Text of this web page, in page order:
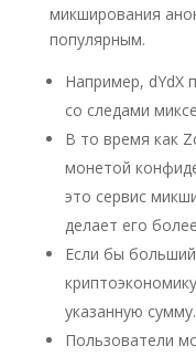
микширования
популярным.
Например, dYdX
со следами
В то время как
монетой
это сервис
делает его
Если бы
указанную сумму.
Пользователи